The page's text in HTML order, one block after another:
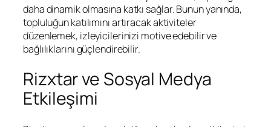
daha dinamik olmasına katkı sağlar. Bunun yanında,
topluluğun katılımını artıracak aktiviteler
düzenlemek, izleyicilerinizi motive edebilir ve
bağlılıklarını güçlendirebilir.
Rizxtar ve Sosyal Medya
Etkileşimi